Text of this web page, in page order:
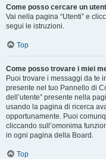
Come posso cercare un
Vai nella pagina “Utenti” e
segui le istruzioni.
Top
Come posso trovare i miei
Puoi trovare i messaggi da te
presente nel tuo Pannello di
dell’utente” presente nella
usando la pagina di ricerca
opportunamente. Puoi
cliccando sull’omonima
in ogni pagina della Board.
Top